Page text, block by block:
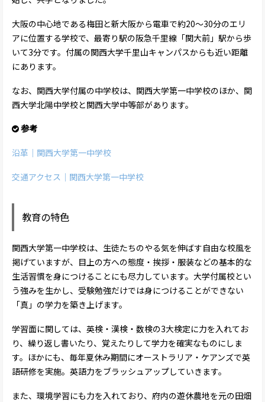
大阪の中心地である梅田と新大阪から電車で約20～30分のエリ
アに位置する学校で、最寄り駅の阪急千里線「関大前」駅から歩
いて3分です。付属の関西大学千里山キャンパスからも近い距離
にあります。
なお、関西大学付属の中学校は、関西大学第一中学校のほか、関
西大学北陽中学校と関西大学中等部があります。
参考
沿革｜関西大学第一中学校
交通アクセス｜関西大学第一中学校
教育の特色
関西大学第一中学校は、生徒たちのやる気を伸ばす自由な校風を
掲げていますが、目上の方への態度・挨拶・服装などの基本的な
生活習慣を身につけることにも尽力しています。大学付属校とい
う強みを生かし、受験勉強だけでは身につけることができない
「真」の学力を築き上げます。
学習面に関しては、英検・漢検・数検の3大検定に力を入れてお
り、繰り返し書いたり、覚えたりして学力を確実なものにしま
す。ほかにも、毎年夏休み期間にオーストラリア・ケアンズで英
語研修を実施。英語力をブラッシュアップしていきます。
また、環境学習にも力を入れており、府内の遊休農地を元の田畑